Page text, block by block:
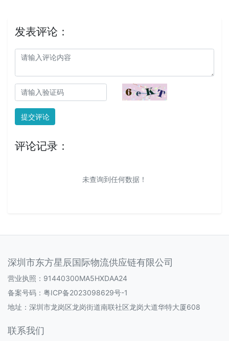
发表评论：
提交评论
评论记录：
未查询到任何数据！
深圳市东方星辰国际物流供应链有限公司
营业执照：91440300MA5HXDAA24
备案号码： 粤ICP备2023098629号-1
地址：深圳市龙岗区龙岗街道南联社区龙岗大道华特大厦608
联系我们